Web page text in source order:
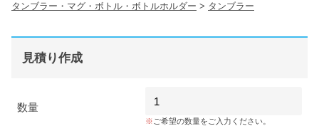
タンブラー・マグ・ボトル・ボトルホルダー > タンブラー
見積り作成
数量
ご希望の数量をご入力ください。